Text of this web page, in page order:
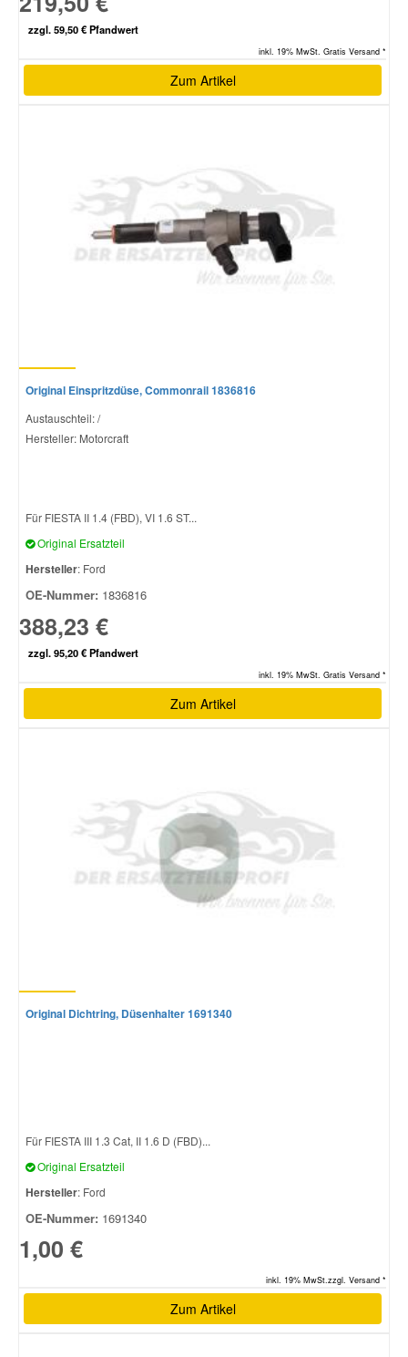
zzgl. 59,50 € Pfandwert
inkl. 19% MwSt. Gratis Versand *
Zum Artikel
Original Einspritzdüse, Commonrail 1836816
Austauschteil: /
Hersteller: Motorcraft
Für FIESTA II 1.4 (FBD), VI 1.6 ST...
Original Ersatzteil
Hersteller: Ford
OE-Nummer: 1836816
388,23 €
zzgl. 95,20 € Pfandwert
inkl. 19% MwSt. Gratis Versand *
Zum Artikel
Original Dichtring, Düsenhalter 1691340
Für FIESTA III 1.3 Cat, II 1.6 D (FBD)...
Original Ersatzteil
Hersteller: Ford
OE-Nummer: 1691340
1,00 €
inkl. 19% MwSt.zzgl. Versand *
Zum Artikel